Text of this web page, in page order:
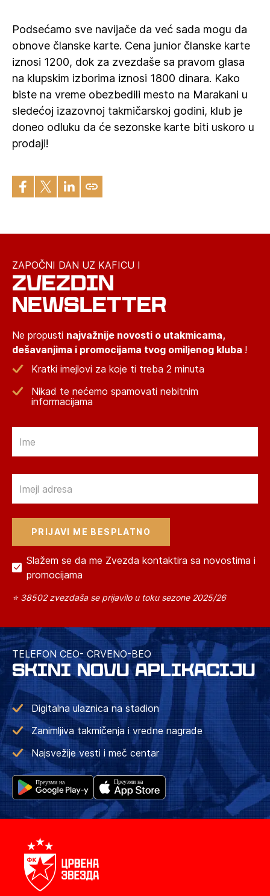
Podsećamo sve navijače da već sada mogu da
obnove članske karte. Cena junior članske karte
iznosi 1200, dok za zvezdaše sa pravom glasa
na klupskim izborima iznosi 1800 dinara. Kako
biste na vreme obezbedili mesto na Marakani u
sledećoj izazovnoj takmičarskoj godini, klub je
doneo odluku da će sezonske karte biti uskoro u
prodaji!
ZAPOČNI DAN UZ KAFICU I
ZVEZDIN
NEWSLETTER
Ne propusti najvažnije novosti o utakmicama,
dešavanjima i promocijama tvog omiljenog kluba !
Kratki imejlovi za koje ti treba 2 minuta
Nikad te nećemo spamovati nebitnim
informacijama
Slažem se da me Zvezda kontaktira sa novostima i
promocijama
⭐ 38502 zvezdaša se prijavilo u toku sezone 2025/26
TELEFON CEO- CRVENO-BEO
SKINI NOVU APLIKACIJU
Digitalna ulaznica na stadion
Zanimljiva takmičenja i vredne nagrade
Najsvežije vesti i meč centar